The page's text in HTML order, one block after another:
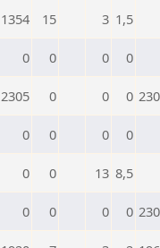
1354 15 3 1,5
0 0 0 0
2305 0 0 0
0 0 0 0
0 0 13 8,5
0 0 0 0